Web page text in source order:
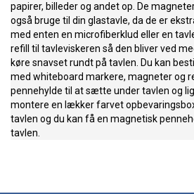
papirer, billeder og andet op. De
også bruge til din glastavle, da de er
med enten en microfiberklud eller en
refill til tavleviskeren så den bliver ved
køre snavset rundt på tavlen. Du kan
med whiteboard markere, magneter og
pennehylde til at sætte under tavlen og
montere en lækker farvet
tavlen og du kan få en magnetisk
tavlen.